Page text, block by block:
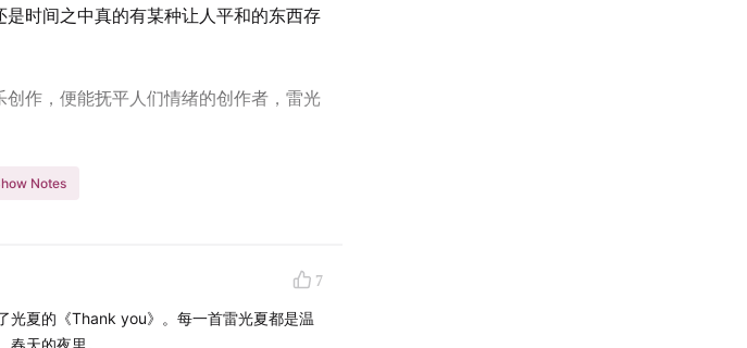
时间之中真的有某种让人平和的东西存
作，便能抚平人们情绪的创作者，雷光
她音乐里非常具象的存在。这些音乐被
Notes
7
光夏的《Thank you》。每一首雷光夏都是温
天的夜里。